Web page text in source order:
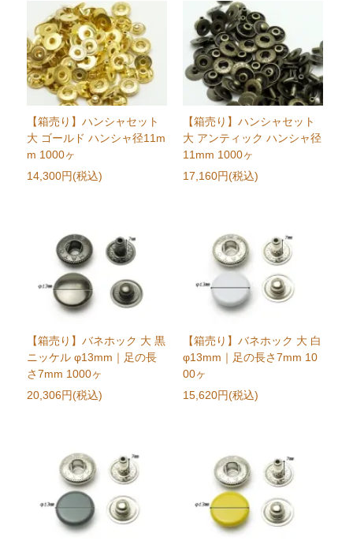
【箱売り】ハンシャセット
大 ゴールド ハンシャ径11m
m 1000ヶ
14,300円(税込)
【箱売り】ハンシャセット
大 アンティック ハンシャ径
11mm 1000ヶ
17,160円(税込)
【箱売り】バネホック 大 黒
ニッケル φ13mm｜足の長
さ7mm 1000ヶ
20,306円(税込)
【箱売り】バネホック 大 白
φ13mm｜足の長さ7mm 10
00ヶ
15,620円(税込)